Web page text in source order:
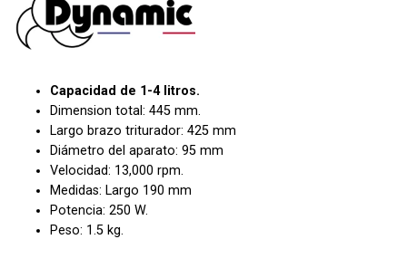
Capacidad de 1-4 litros.
Dimension total: 445 mm.
Largo brazo triturador: 425 mm
Diámetro del aparato: 95 mm
Velocidad: 13,000 rpm.
Medidas: Largo 190 mm
Potencia: 250 W.
Peso: 1.5 kg.